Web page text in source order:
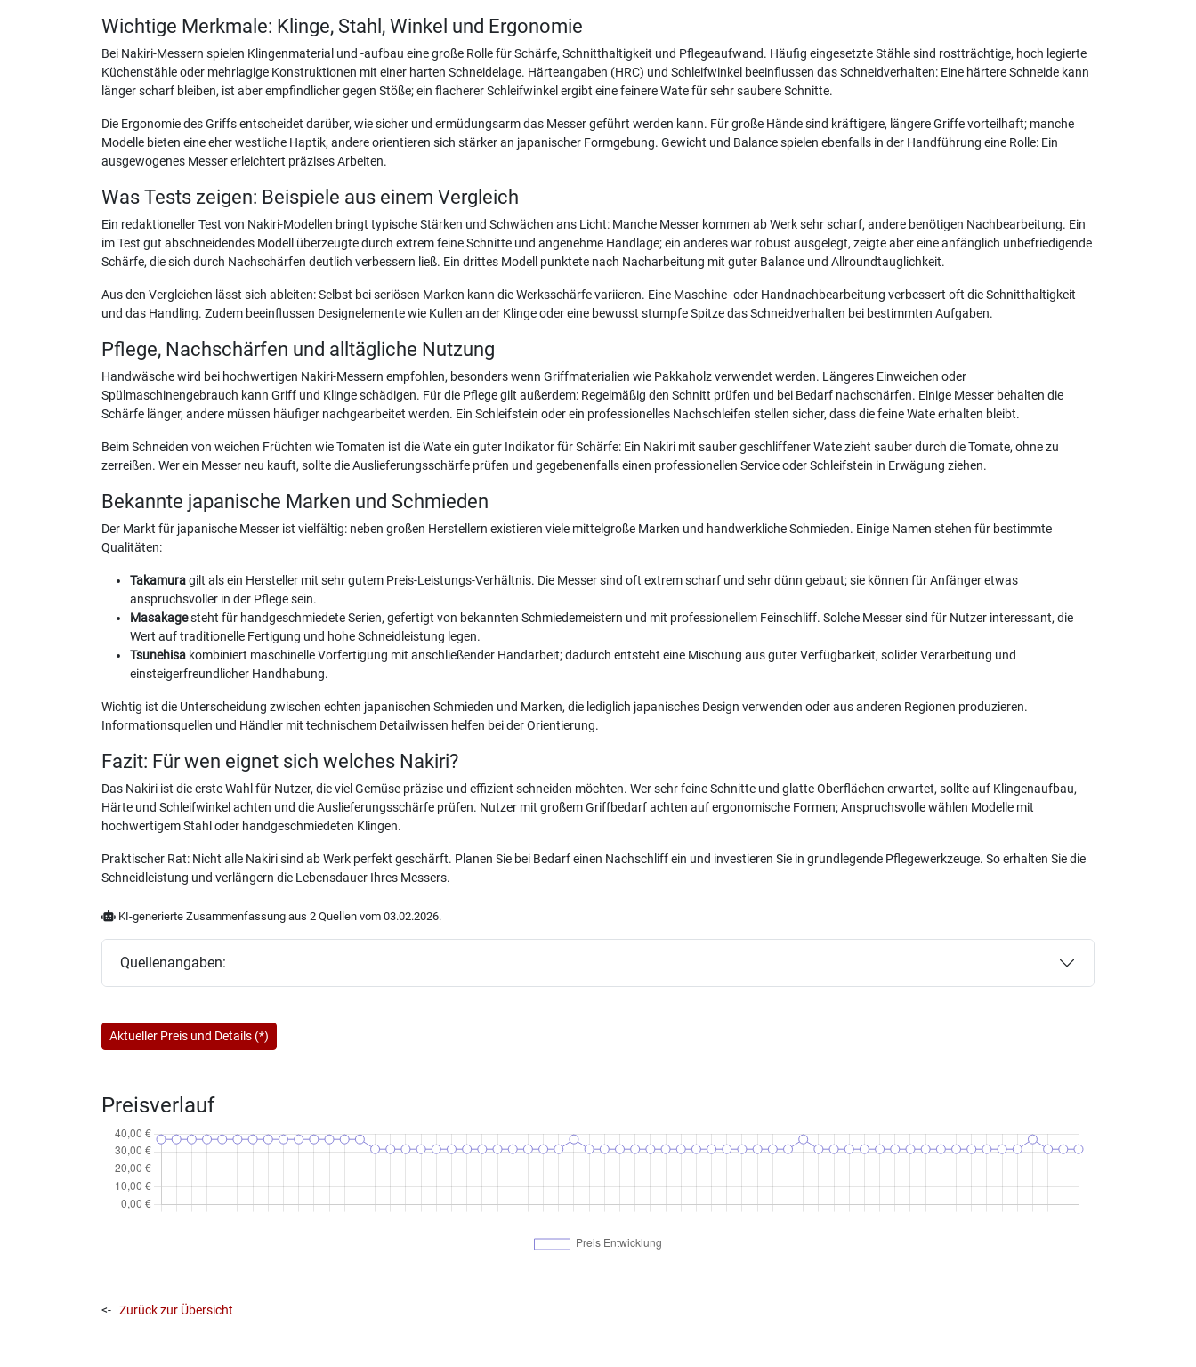
Wichtige Merkmale: Klinge, Stahl, Winkel und Ergonomie
Bei Nakiri-Messern spielen Klingenmaterial und -aufbau eine große Rolle für Schärfe, Schnitthaltigkeit und Pflegeaufwand. Häufig eingesetzte Stähle sind rostträchtige, hoch legierte
Küchenstähle oder mehrlagige Konstruktionen mit einer harten Schneidelage. Härteangaben (HRC) und Schleifwinkel beeinflussen das Schneidverhalten: Eine härtere Schneide kann
länger scharf bleiben, ist aber empfindlicher gegen Stöße; ein flacherer Schleifwinkel ergibt eine feinere Wate für sehr saubere Schnitte.
Die Ergonomie des Griffs entscheidet darüber, wie sicher und ermüdungsarm das Messer geführt werden kann. Für große Hände sind kräftigere, längere Griffe vorteilhaft; manche
Modelle bieten eine eher westliche Haptik, andere orientieren sich stärker an japanischer Formgebung. Gewicht und Balance spielen ebenfalls in der Handführung eine Rolle: Ein
ausgewogenes Messer erleichtert präzises Arbeiten.
Was Tests zeigen: Beispiele aus einem Vergleich
Ein redaktioneller Test von Nakiri-Modellen bringt typische Stärken und Schwächen ans Licht: Manche Messer kommen ab Werk sehr scharf, andere benötigen Nachbearbeitung. Ein
im Test gut abschneidendes Modell überzeugte durch extrem feine Schnitte und angenehme Handlage; ein anderes war robust ausgelegt, zeigte aber eine anfänglich unbefriedigende
Schärfe, die sich durch Nachschärfen deutlich verbessern ließ. Ein drittes Modell punktete nach Nacharbeitung mit guter Balance und Allroundtauglichkeit.
Aus den Vergleichen lässt sich ableiten: Selbst bei seriösen Marken kann die Werksschärfe variieren. Eine Maschine- oder Handnachbearbeitung verbessert oft die Schnitthaltigkeit
und das Handling. Zudem beeinflussen Designelemente wie Kullen an der Klinge oder eine bewusst stumpfe Spitze das Schneidverhalten bei bestimmten Aufgaben.
Pflege, Nachschärfen und alltägliche Nutzung
Handwäsche wird bei hochwertigen Nakiri-Messern empfohlen, besonders wenn Griffmaterialien wie Pakkaholz verwendet werden. Längeres Einweichen oder
Spülmaschinengebrauch kann Griff und Klinge schädigen. Für die Pflege gilt außerdem: Regelmäßig den Schnitt prüfen und bei Bedarf nachschärfen. Einige Messer behalten die
Schärfe länger, andere müssen häufiger nachgearbeitet werden. Ein Schleifstein oder ein professionelles Nachschleifen stellen sicher, dass die feine Wate erhalten bleibt.
Beim Schneiden von weichen Früchten wie Tomaten ist die Wate ein guter Indikator für Schärfe: Ein Nakiri mit sauber geschliffener Wate zieht sauber durch die Tomate, ohne zu
zerreißen. Wer ein Messer neu kauft, sollte die Auslieferungsschärfe prüfen und gegebenenfalls einen professionellen Service oder Schleifstein in Erwägung ziehen.
Bekannte japanische Marken und Schmieden
Der Markt für japanische Messer ist vielfältig: neben großen Herstellern existieren viele mittelgroße Marken und handwerkliche Schmieden. Einige Namen stehen für bestimmte
Qualitäten:
Takamuragilt als ein Hersteller mit sehr gutem Preis-Leistungs-Verhältnis. Die Messer sind oft extrem scharf und sehr dünn gebaut; sie können für Anfänger etwas
anspruchsvoller in der Pflege sein.
Masakagesteht für handgeschmiedete Serien, gefertigt von bekannten Schmiedemeistern und mit professionellem Feinschliff. Solche Messer sind für Nutzer interessant, die
Wert auf traditionelle Fertigung und hohe Schneidleistung legen.
Tsunehisa kombiniert maschinelle Vorfertigung mit anschließender Handarbeit; dadurch entsteht eine Mischung aus guter Verfügbarkeit, solider Verarbeitung und
einsteigerfreundlicher Handhabung.
Wichtig ist die Unterscheidung zwischen echten japanischen Schmieden und Marken, die lediglich japanisches Design verwenden oder aus anderen Regionen produzieren.
Informationsquellen und Händler mit technischem Detailwissen helfen bei der Orientierung.
Fazit: Für wen eignet sich welches Nakiri?
Das Nakiri ist die erste Wahl für Nutzer, die viel Gemüse präzise und effizient schneiden möchten. Wer sehr feine Schnitte und glatte Oberflächen erwartet, sollte auf Klingenaufbau,
Härte und Schleifwinkel achten und die Auslieferungsschärfe prüfen. Nutzer mit großem Griffbedarf achten auf ergonomische Formen; Anspruchsvolle wählen Modelle mit
hochwertigem Stahl oder handgeschmiedeten Klingen.
Praktischer Rat: Nicht alle Nakiri sind ab Werk perfekt geschärft. Planen Sie bei Bedarf einen Nachschliff ein und investieren Sie in grundlegende Pflegewerkzeuge. So erhalten Sie die
Schneidleistung und verlängern die Lebensdauer Ihres Messers.
KI-generierte Zusammenfassung aus 2 Quellen vom 03.02.2026.
Quellenangaben:
Aktueller Preis und Details (*)
Preisverlauf
<- Zurück zur Übersicht